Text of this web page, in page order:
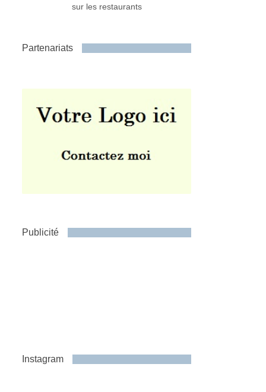
sur les restaurants
Partenariats
Publicité
Instagram